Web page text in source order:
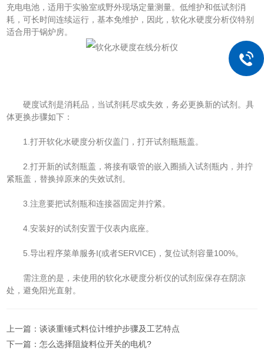
充电电池，适用于实验室或野外现场定量测量。低维护和低试剂消
耗，可长时间连续运行，基本免维护，因此，软化水硬度分析仪特别
适合用于锅炉房。
硬度试剂是消耗品，当试剂耗尽或失效，务必更换新的试剂。具
体更换步骤如下：
1.打开软化水硬度分析仪盖门，打开试剂瓶瓶盖。
2.打开新的试剂瓶盖，将接有吸管的嵌入圈插入试剂瓶内，并拧
紧瓶盖，替换掉原来的失效试剂。
3.注意要把试剂瓶和连接器固定并拧紧。
4.安装好的试剂安置于仪表内底座。
5.导出程序菜单服务I(或者SERVICE)，复位试剂容量100%。
需注意的是，未使用的软化水硬度分析仪的试剂应保存在阴凉
处，避免阳光直射。
上一篇：谈谈重锤式料位计维护步骤及工艺特点
下一篇：怎么选择阻旋料位开关的电机?